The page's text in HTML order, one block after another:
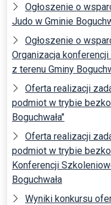
Ogłoszenie o
Judo w Gminie
Ogłoszenie o
Organizacja
z terenu Gminy
Oferta realizacji
podmiot w trybie
Boguchwała"
Oferta realizacji
podmiot w trybie
Konferencji
Boguchwała
Wyniki konkursu